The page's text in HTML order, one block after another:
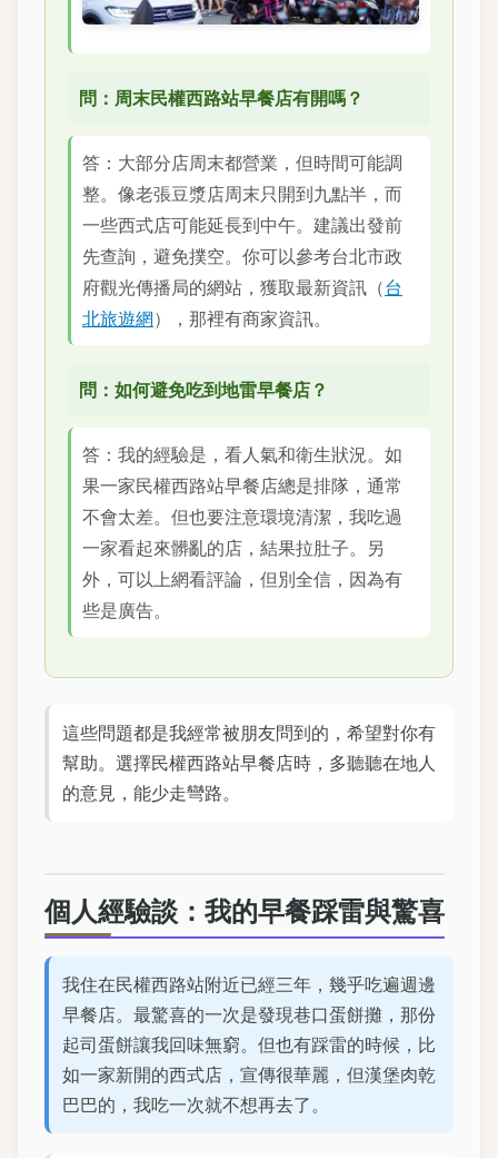
問：周末民權西路站早餐店有開嗎？
答：大部分店周末都營業，但時間可能調
整。像老張豆漿店周末只開到九點半，而
一些西式店可能延長到中午。建議出發前
先查詢，避免撲空。你可以參考台北市政
府觀光傳播局的網站，獲取最新資訊（台
北旅遊網），那裡有商家資訊。
問：如何避免吃到地雷早餐店？
答：我的經驗是，看人氣和衛生狀況。如
果一家民權西路站早餐店總是排隊，通常
不會太差。但也要注意環境清潔，我吃過
一家看起來髒亂的店，結果拉肚子。另
外，可以上網看評論，但別全信，因為有
些是廣告。
這些問題都是我經常被朋友問到的，希望對你有
幫助。選擇民權西路站早餐店時，多聽聽在地人
的意見，能少走彎路。
個人經驗談：我的早餐踩雷與驚喜
我住在民權西路站附近已經三年，幾乎吃遍週邊
早餐店。最驚喜的一次是發現巷口蛋餅攤，那份
起司蛋餅讓我回味無窮。但也有踩雷的時候，比
如一家新開的西式店，宣傳很華麗，但漢堡肉乾
巴巴的，我吃一次就不想再去了。